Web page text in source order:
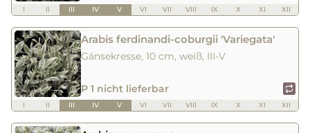
I II III IV V VI VII VIII IX X XI XII
Arabis ferdinandi-coburgii 'Variegata'
Gänsekresse, 10 cm, weiß, III-V
P 1 nicht lieferbar
I II III IV V VI VII VIII IX X XI XII